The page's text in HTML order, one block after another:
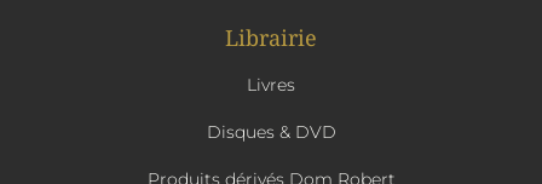
Librairie
Livres
Disques & DVD
Produits dérivés Dom Robert